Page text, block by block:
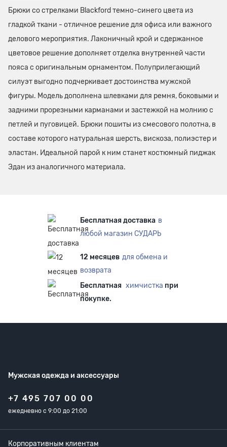
Брюки со стрелками Blackford темно-синего цвета из
гладкой ткани - отличное решение для офиса или важного
делового мероприятия. Лаконичный крой и сдержанное
цветовое решение дополняет отделка внутренней части
пояса с оригинальным орнаментом. Полуприлегающий
силуэт выгодно подчеркивает достоинства мужской
фигуры. Модель дополнена шлевками для ремня, боковыми и
задними прорезными карманами и застежкой на молнию с
петлей и пуговицей. Брюки пошиты из смесового полотна, в
составе которого натуральная шерсть, вискоза, полиэстер и
эластан. Идеальной парой к ним станет костюмный пиджак
Эдан из аналогичного материала.
Бесплатная доставка в
любой магазин СУДАРЬ
12 месяцев для обмена и
возврата
Бесплатная химчистка при
покупке.
Мужская одежда и аксессуары
+7 495 707 00 00
ежедневно с 9:00 до 21:00
Корпоративным клиентам